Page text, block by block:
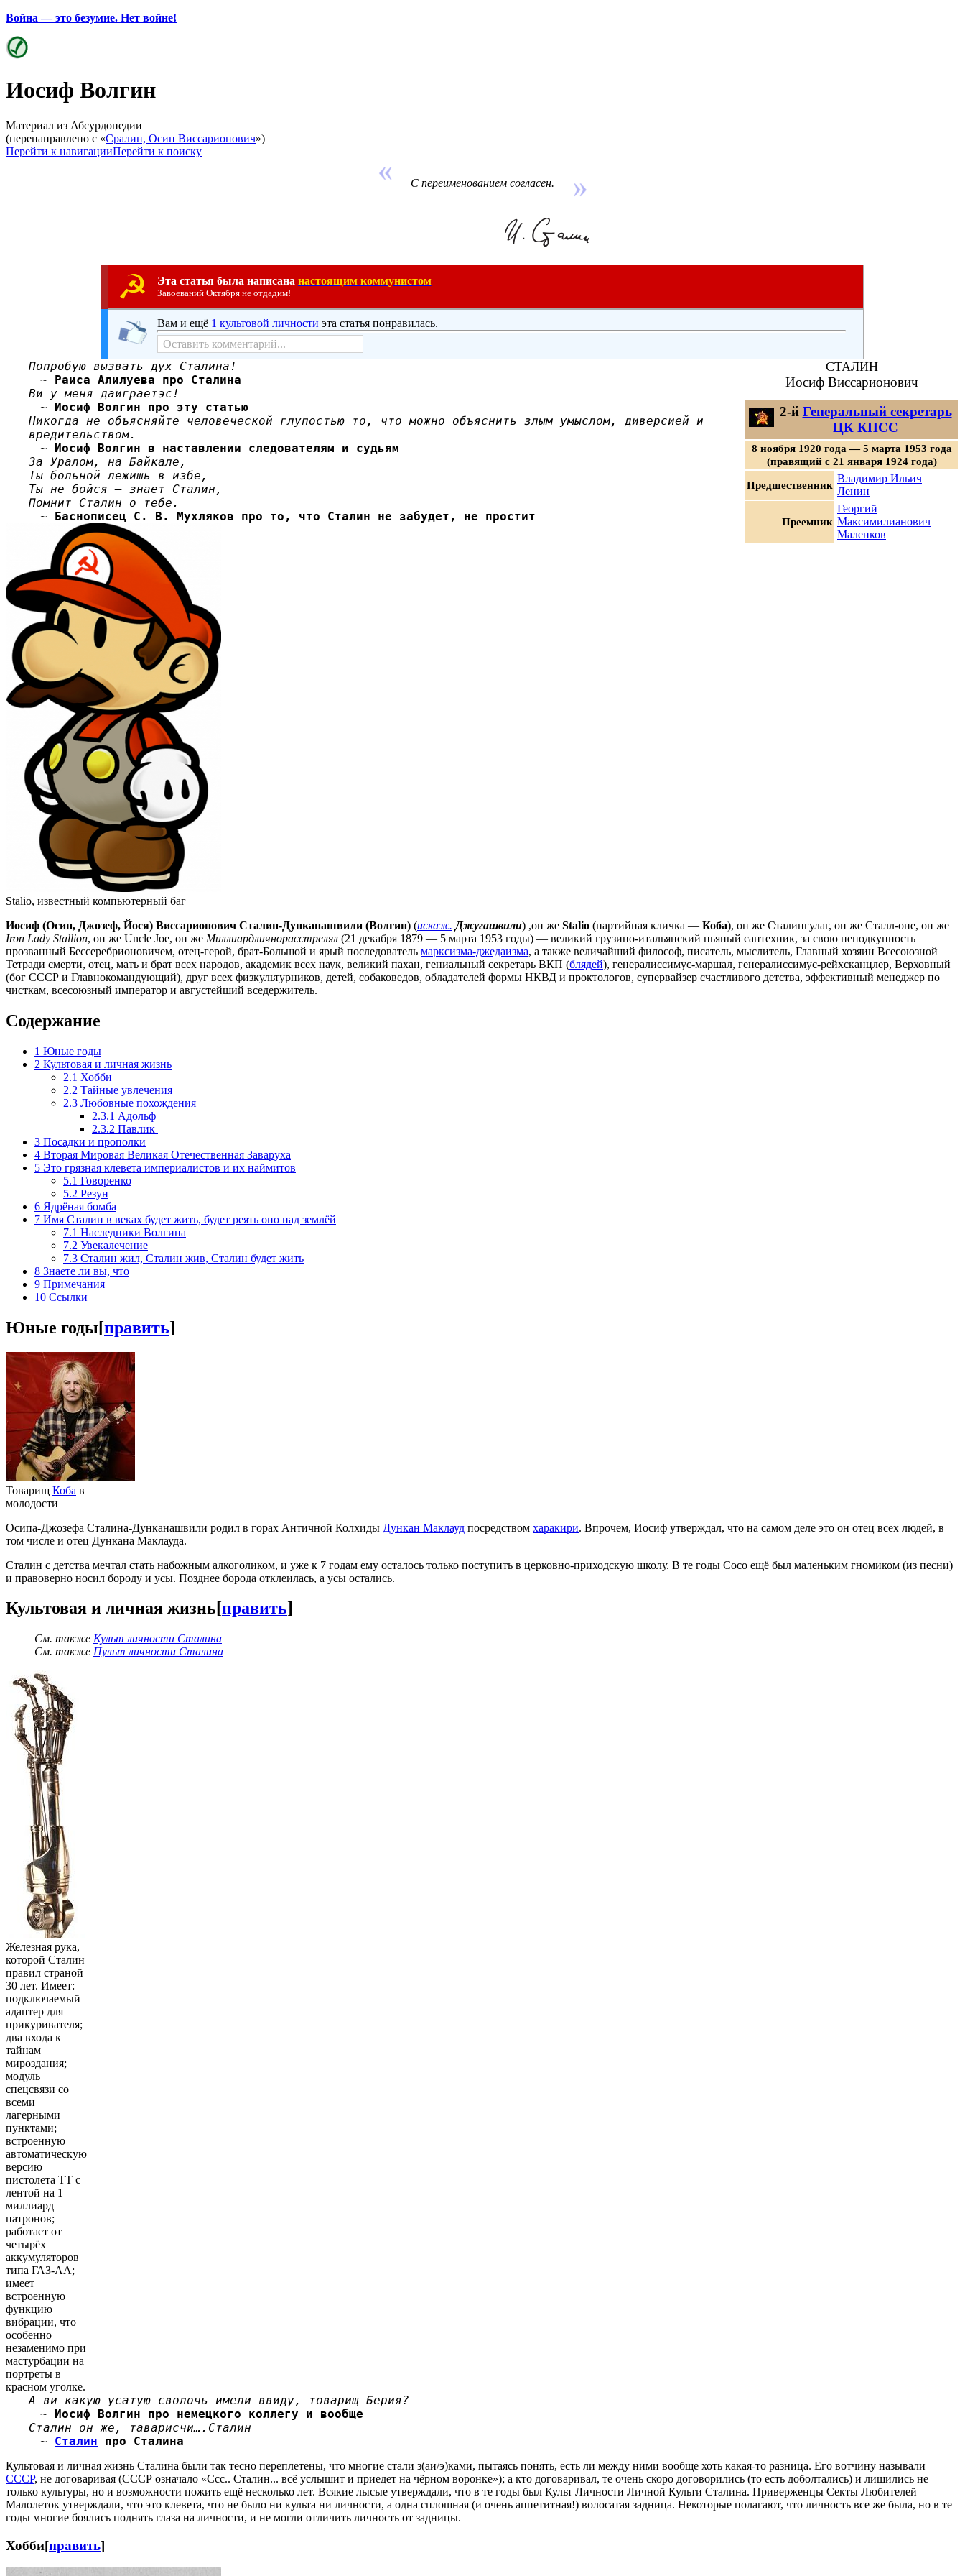
Война — это безумие. Нет войне!
Иосиф Волгин
Материал из Абсурдопедии
(перенаправлено с «Сралин, Осип Виссарионович»)
Перейти к навигацииПерейти к поиску
С переименованием согласен.
—
☭ Эта статья была написана настоящим коммунистом
Завоеваний Октября не отдадим!
Вам и ещё 1 культовой личности эта статья понравилась.
Оставить комментарий...
СТАЛИН
Иосиф Виссарионович
2-й Генеральный секретарь
ЦК КПСС
8 ноября 1920 года — 5 марта 1953 года
(правящий с 21 января 1924 года)
Предшественник
Владимир Ильич
Ленин
Преемник
Георгий
Максимилианович
Маленков
Попробую вызвать дух Сталина!
~ Раиса Алилуева про Сталина
Ви у меня даиграетэс!
~ Иосиф Волгин про эту статью
Никогда не объясняйте человеческой глупостью то, что можно объяснить злым умыслом, диверсией и
вредительством.
~ Иосиф Волгин в наставлении следователям и судьям
За Уралом, на Байкале,
Ты больной лежишь в избе,
Ты не бойся — знает Сталин,
Помнит Сталин о тебе.
~ Баснописец С. В. Мухляков про то, что Сталин не забудет, не простит
Stalio, известный компьютерный баг
Иосиф (Осип, Джозеф, Йося) Виссарионович Сталин-Дунканашвили (Волгин) (искаж. Джугашвили) ,он же Stalio (партийная кличка — Коба), он же Сталингулаг, он же Сталл-оне, он же
Iron Lady Stallion, он же Uncle Joe, он же Миллиардличнорасстрелял (21 декабря 1879 — 5 марта 1953 годы) — великий грузино-итальянский пьяный сантехник, за свою неподкупность
прозванный Бессеребрионовичем, отец-герой, брат-Большой и ярый последователь марксизма-джедаизма, а также величайший философ, писатель, мыслитель, Главный хозяин Всесоюзной
Тетради смерти, отец, мать и брат всех народов, академик всех наук, великий пахан, гениальный секретарь ВКП (блядей), генералиссимус-маршал, генералиссимус-рейхсканцлер, Верховный
(бог СССР и Главнокомандующий), друг всех физкультурников, детей, собаковедов, обладателей формы НКВД и проктологов, супервайзер счастливого детства, эффективный менеджер по
чисткам, всесоюзный император и августейший вседержитель.
Содержание
1 Юные годы
2 Культовая и личная жизнь
2.1 Хобби
2.2 Тайные увлечения
2.3 Любовные похождения
2.3.1 Адольф
2.3.2 Павлик
3 Посадки и прополки
4 Вторая Мировая Великая Отечественная Заваруха
5 Это грязная клевета империалистов и их наймитов
5.1 Говоренко
5.2 Резун
6 Ядрёная бомба
7 Имя Сталин в веках будет жить, будет реять оно над землёй
7.1 Наследники Волгина
7.2 Увекалечение
7.3 Сталин жил, Сталин жив, Сталин будет жить
8 Знаете ли вы, что
9 Примечания
10 Ссылки
Юные годы[править]
Товарищ Коба в
молодости
Осипа-Джозефа Сталина-Дунканашвили родил в горах Античной Колхиды Дункан Маклауд посредством харакири. Впрочем, Иосиф утверждал, что на самом деле это он отец всех людей, в
том числе и отец Дункана Маклауда.
Сталин с детства мечтал стать набожным алкоголиком, и уже к 7 годам ему осталось только поступить в церковно-приходскую школу. В те годы Сосо ещё был маленьким гномиком (из песни)
и правоверно носил бороду и усы. Позднее борода отклеилась, а усы остались.
Культовая и личная жизнь[править]
См. также Культ личности Сталина
См. также Пульт личности Сталина
Железная рука,
которой Сталин
правил страной
30 лет. Имеет:
подключаемый
адаптер для
прикуривателя;
два входа к
тайнам
мироздания;
модуль
спецсвязи со
всеми
лагерными
пунктами;
встроенную
автоматическую
версию
пистолета ТТ с
лентой на 1
миллиард
патронов;
работает от
четырёх
аккумуляторов
типа ГАЗ-АА;
имеет
встроенную
функцию
вибрации, что
особенно
незаменимо при
мастурбации на
портреты в
красном уголке.
А ви какую усатую сволочь имели ввиду, товарищ Берия?
~
Иосиф Волгин про немецкого коллегу и вообще
Сталин он же, таварисчи….Сталин
~ Сталин про Сталина
Культовая и личная жизнь Сталина были так тесно переплетены, что многие стали з(аи/э)ками, пытаясь понять, есть ли между ними вообще хоть какая-то разница. Его вотчину называли
СССР, не договаривая (СССР означало «Ссс.. Сталин... всё услышит и приедет на чёрном воронке»); а кто договаривал, те очень скоро договорились (то есть доболтались) и лишились не
только культуры, но и возможности пожить ещё несколько лет. Всякие лысые утверждали, что в те годы был Культ Личности Личной Культи Сталина. Приверженцы Секты Любителей
Малолеток утверждали, что это клевета, что не было ни культа ни личности, а одна сплошная (и очень аппетитная!) волосатая задница. Некоторые полагают, что личность все же была, но в те
годы многие боялись поднять глаза на личности, и не могли отличить личность от задницы.
Хобби[править]